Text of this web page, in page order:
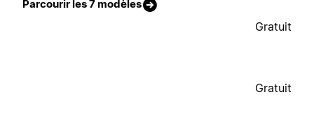
Parcourir les 7 modèles
Gratuit
Gratuit